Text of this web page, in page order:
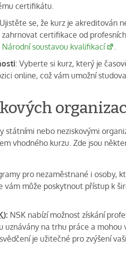
certifikátu.
se, že kurz je akreditován
certifikace od
Národní soustavou kvalifikací
.
: Vyberte si kurz, který je
online, což vám umožní
státními nebo neziskovými
vhodného kurzu. Zde jsou
pro nezaměstnané i osoby,
vám může poskytnout přístup k
): NSK nabízí možnost získání
uznávány na trhu práce a mohou
je užitečné pro zvýšení vaší